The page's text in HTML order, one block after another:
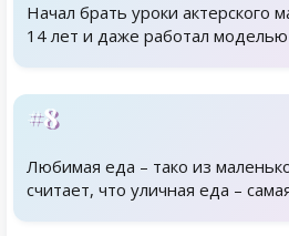
Начал брать уроки актерского
14 лет и даже работал
#8
Любимая еда – тако из
считает, что уличная еда –
Родственники